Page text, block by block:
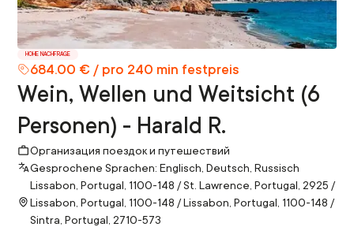
HOHE NACHFRAGE
684.00 € / pro 240 min festpreis
Wein, Wellen und Weitsicht (6
Personen) - Harald R.
Организация поездок и путешествий
Gesprochene Sprachen: Englisch, Deutsch, Russisch
Lissabon, Portugal, 1100-148 / St. Lawrence, Portugal, 2925 /
Lissabon, Portugal, 1100-148 / Lissabon, Portugal, 1100-148 /
Sintra, Portugal, 2710-573